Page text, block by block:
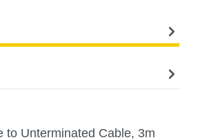
to Unterminated Cable, 3m